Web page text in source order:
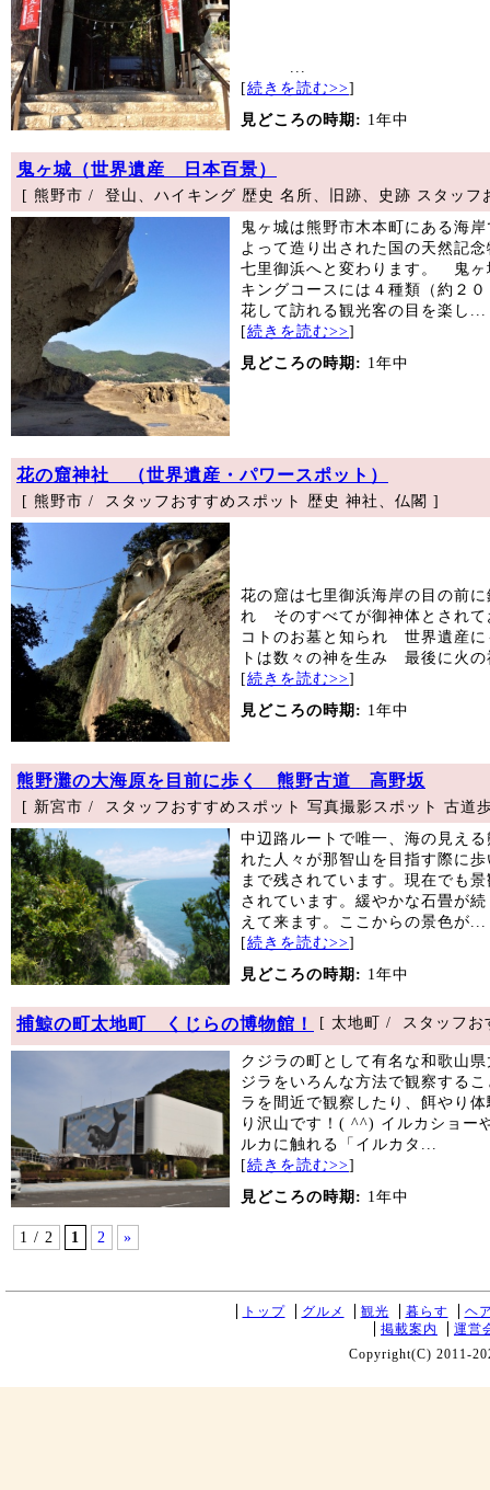
...
[続きを読む>>]
見どころの時期: 1年中
鬼ヶ城（世界遺産 日本百景）
[ 熊野市 / 登山、ハイキング 歴史 名所、旧跡、史跡 スタッフ
鬼ヶ城は熊野市木本町にある海
よって造り出された国の天然記
七里御浜へと変わります。 鬼ヶ
キングコースには４種類（約２
花して訪れる観光客の目を楽し...
[続きを読む>>]
見どころの時期: 1年中
花の窟神社 （世界遺産・パワースポット）
[ 熊野市 / スタッフおすすめスポット 歴史 神社、仏閣 ]
花の窟は七里御浜海岸の目の前
れ そのすべてが御神体とされ
コトのお墓と知られ 世界遺産
トは数々の神を生み 最後に火
[続きを読む>>]
見どころの時期: 1年中
熊野灘の大海原を目前に歩く 熊野古道 高野坂
[ 新宮市 / スタッフおすすめスポット 写真撮影スポット 古道
中辺路ルートで唯一、海の見え
れた人々が那智山を目指す際に
まで残されています。現在でも
されています。緩やかな石畳が
えて来ます。ここからの景色が...
[続きを読む>>]
見どころの時期: 1年中
捕鯨の町太地町 くじらの博物館！ [ 太地町 / スタッフお
クジラの町として有名な和歌山
ジラをいろんな方法で観察する
ラを間近で観察したり、餌やり
り沢山です！( ^^) イルカショー
ルカに触れる「イルカタ...
[続きを読む>>]
見どころの時期: 1年中
1 / 2 1 2 »
トップ グルメ 観光 暮らす
ヘ
掲載案内
運営
Copyright(C) 2011-